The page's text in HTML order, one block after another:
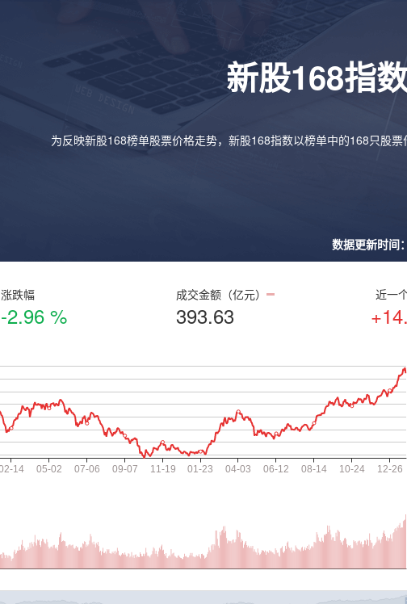
新股168指
为反映新股168榜单股票价格走势，新股168指数以榜单中的168只股票
数据更新时间
涨跌幅
-2.96 %
成交金额（亿元）
393.63
近一